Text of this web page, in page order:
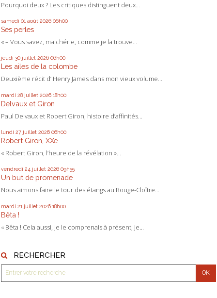
Pourquoi deux ? Les critiques distinguent deux...
samedi 01 août 2026 06h00
Ses perles
« – Vous savez, ma chérie, comme je la trouve...
jeudi 30 juillet 2026 06h00
Les ailes de la colombe
Deuxième récit d’ Henry James dans mon vieux volume...
mardi 28 juillet 2026 18h00
Delvaux et Giron
Paul Delvaux et Robert Giron, histoire d’affinités...
lundi 27 juillet 2026 06h00
Robert Giron, XXe
« Robert Giron, l’heure de la révélation »...
vendredi 24 juillet 2026 09h55
Un but de promenade
Nous aimons faire le tour des étangs au Rouge-Cloître...
mardi 21 juillet 2026 18h00
Bêta !
« Bêta ! Cela aussi, je le comprenais à présent, je...
RECHERCHER